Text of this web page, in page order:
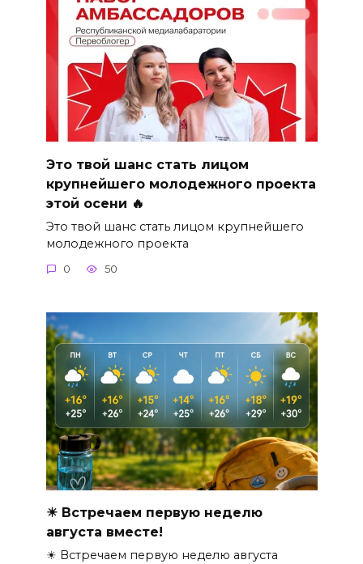
Это твой шанс стать лицом
крупнейшего молодежного проекта
этой осени 🔥
Это твой шанс стать лицом крупнейшего
молодежного проекта
0 50
☀ Встречаем первую неделю
августа вместе!
☀ Встречаем первую неделю августа